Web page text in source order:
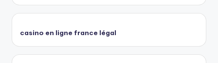
casino en ligne france légal